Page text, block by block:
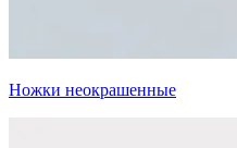
Ножки неокрашенные